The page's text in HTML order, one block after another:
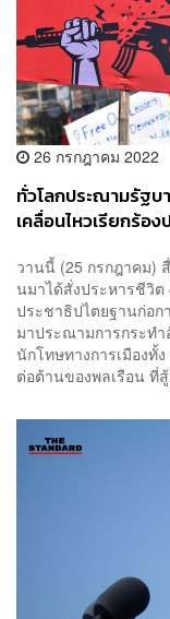
26 กรกฎาคม 2022
ทั่วโลกประณามรัฐ
เคลื่อนไหวเรียกร้อง
วานนี้ (25 กรกฎาคม)
นมาได้สั่งประหารชีวิต
ประชาธิปไตยฐานก่อก
มาประณามการกระทำ
นักโทษทางการเมืองทั้
ต่อต้านของพลเรือน ที่